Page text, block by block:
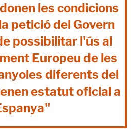
les condicions
petició del Govern
possibilitar l'ús al
Europeu de les
diferents del
estatut oficial a